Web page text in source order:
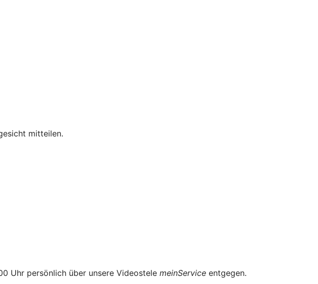
mitteilen.
Uhr persönlich über unsere Videostele meinService entgegen.